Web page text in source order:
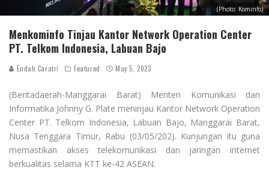
(Photo: Kominfo)
Menkominfo Tinjau Kantor Network Operation Center
PT. Telkom Indonesia, Labuan Bajo
Endah Caratri Featured May 5, 2023
(Beritadaerah-Manggarai Barat) Menteri Komunikasi dan
Informatika Johnny G. Plate meninjau Kantor Network Operation
Center PT. Telkom Indonesia, Labuan Bajo, Manggarai Barat,
Nusa Tenggara Timur, Rabu (03/05/202). Kunjungan itu guna
memastikan akses telekomunikasi dan jaringan internet
berkualitas selama KTT ke-42 ASEAN.